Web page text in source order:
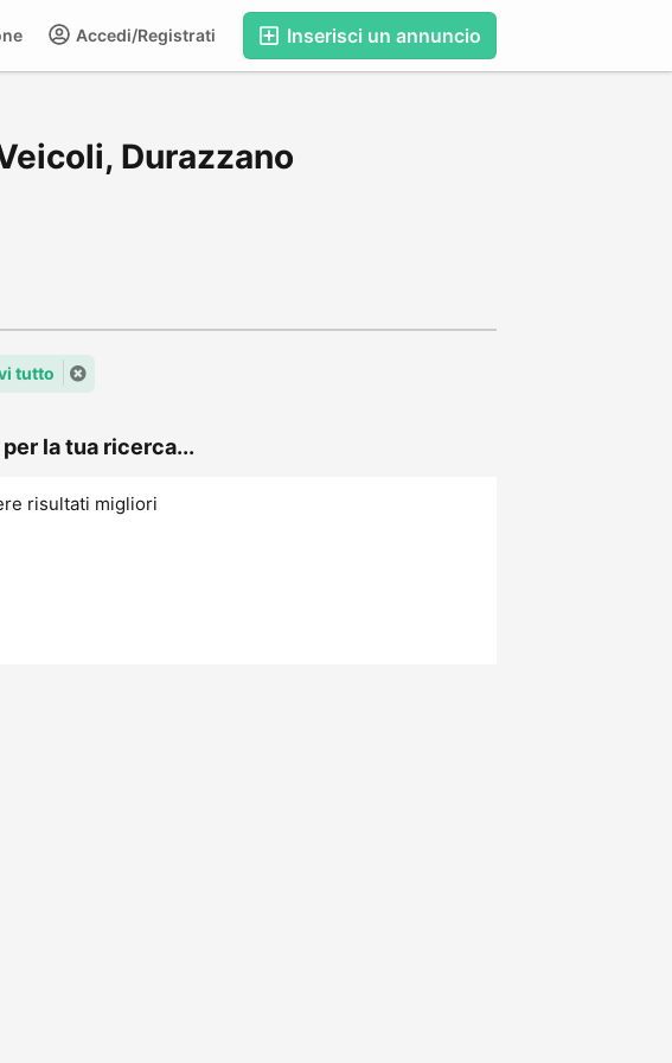
Inserisci un annuncio
Accedi/Registrati
Durazzano
tutto
la tua ricerca...
risultati migliori